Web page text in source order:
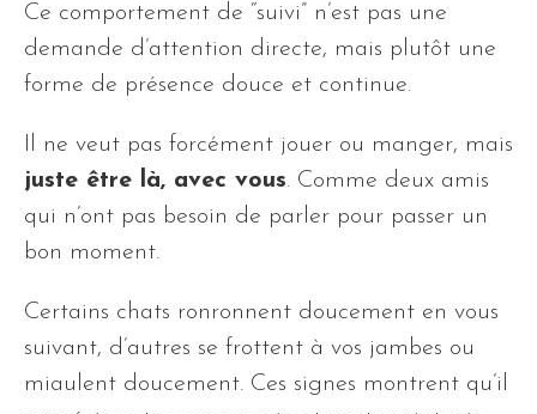
Ce comportement de “suivi” n’est pas une
demande d’attention directe, mais plutôt une
forme de présence douce et continue.
Il ne veut pas forcément jouer ou manger, mais
juste être là, avec vous. Comme deux amis
qui n’ont pas besoin de parler pour passer un
bon moment.
Certains chats ronronnent doucement en vous
suivant, d’autres se frottent à vos jambes ou
miaulent doucement. Ces signes montrent qu’il